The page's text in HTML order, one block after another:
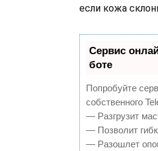
если кожа
Сервис
боте
Попробуйте
собственного
— Разгрузит
— Позволит
— Разошлет